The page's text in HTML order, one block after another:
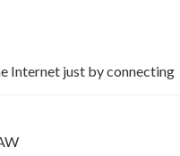
Internet just by connecting